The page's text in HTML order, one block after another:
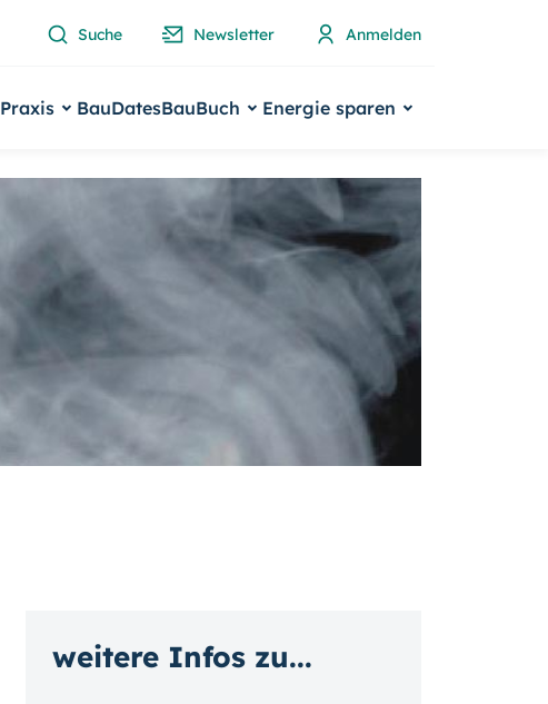
Suche Newsletter Anmelden
Praxis BauDatesBauBuch Energie sparen
weitere Infos zu...